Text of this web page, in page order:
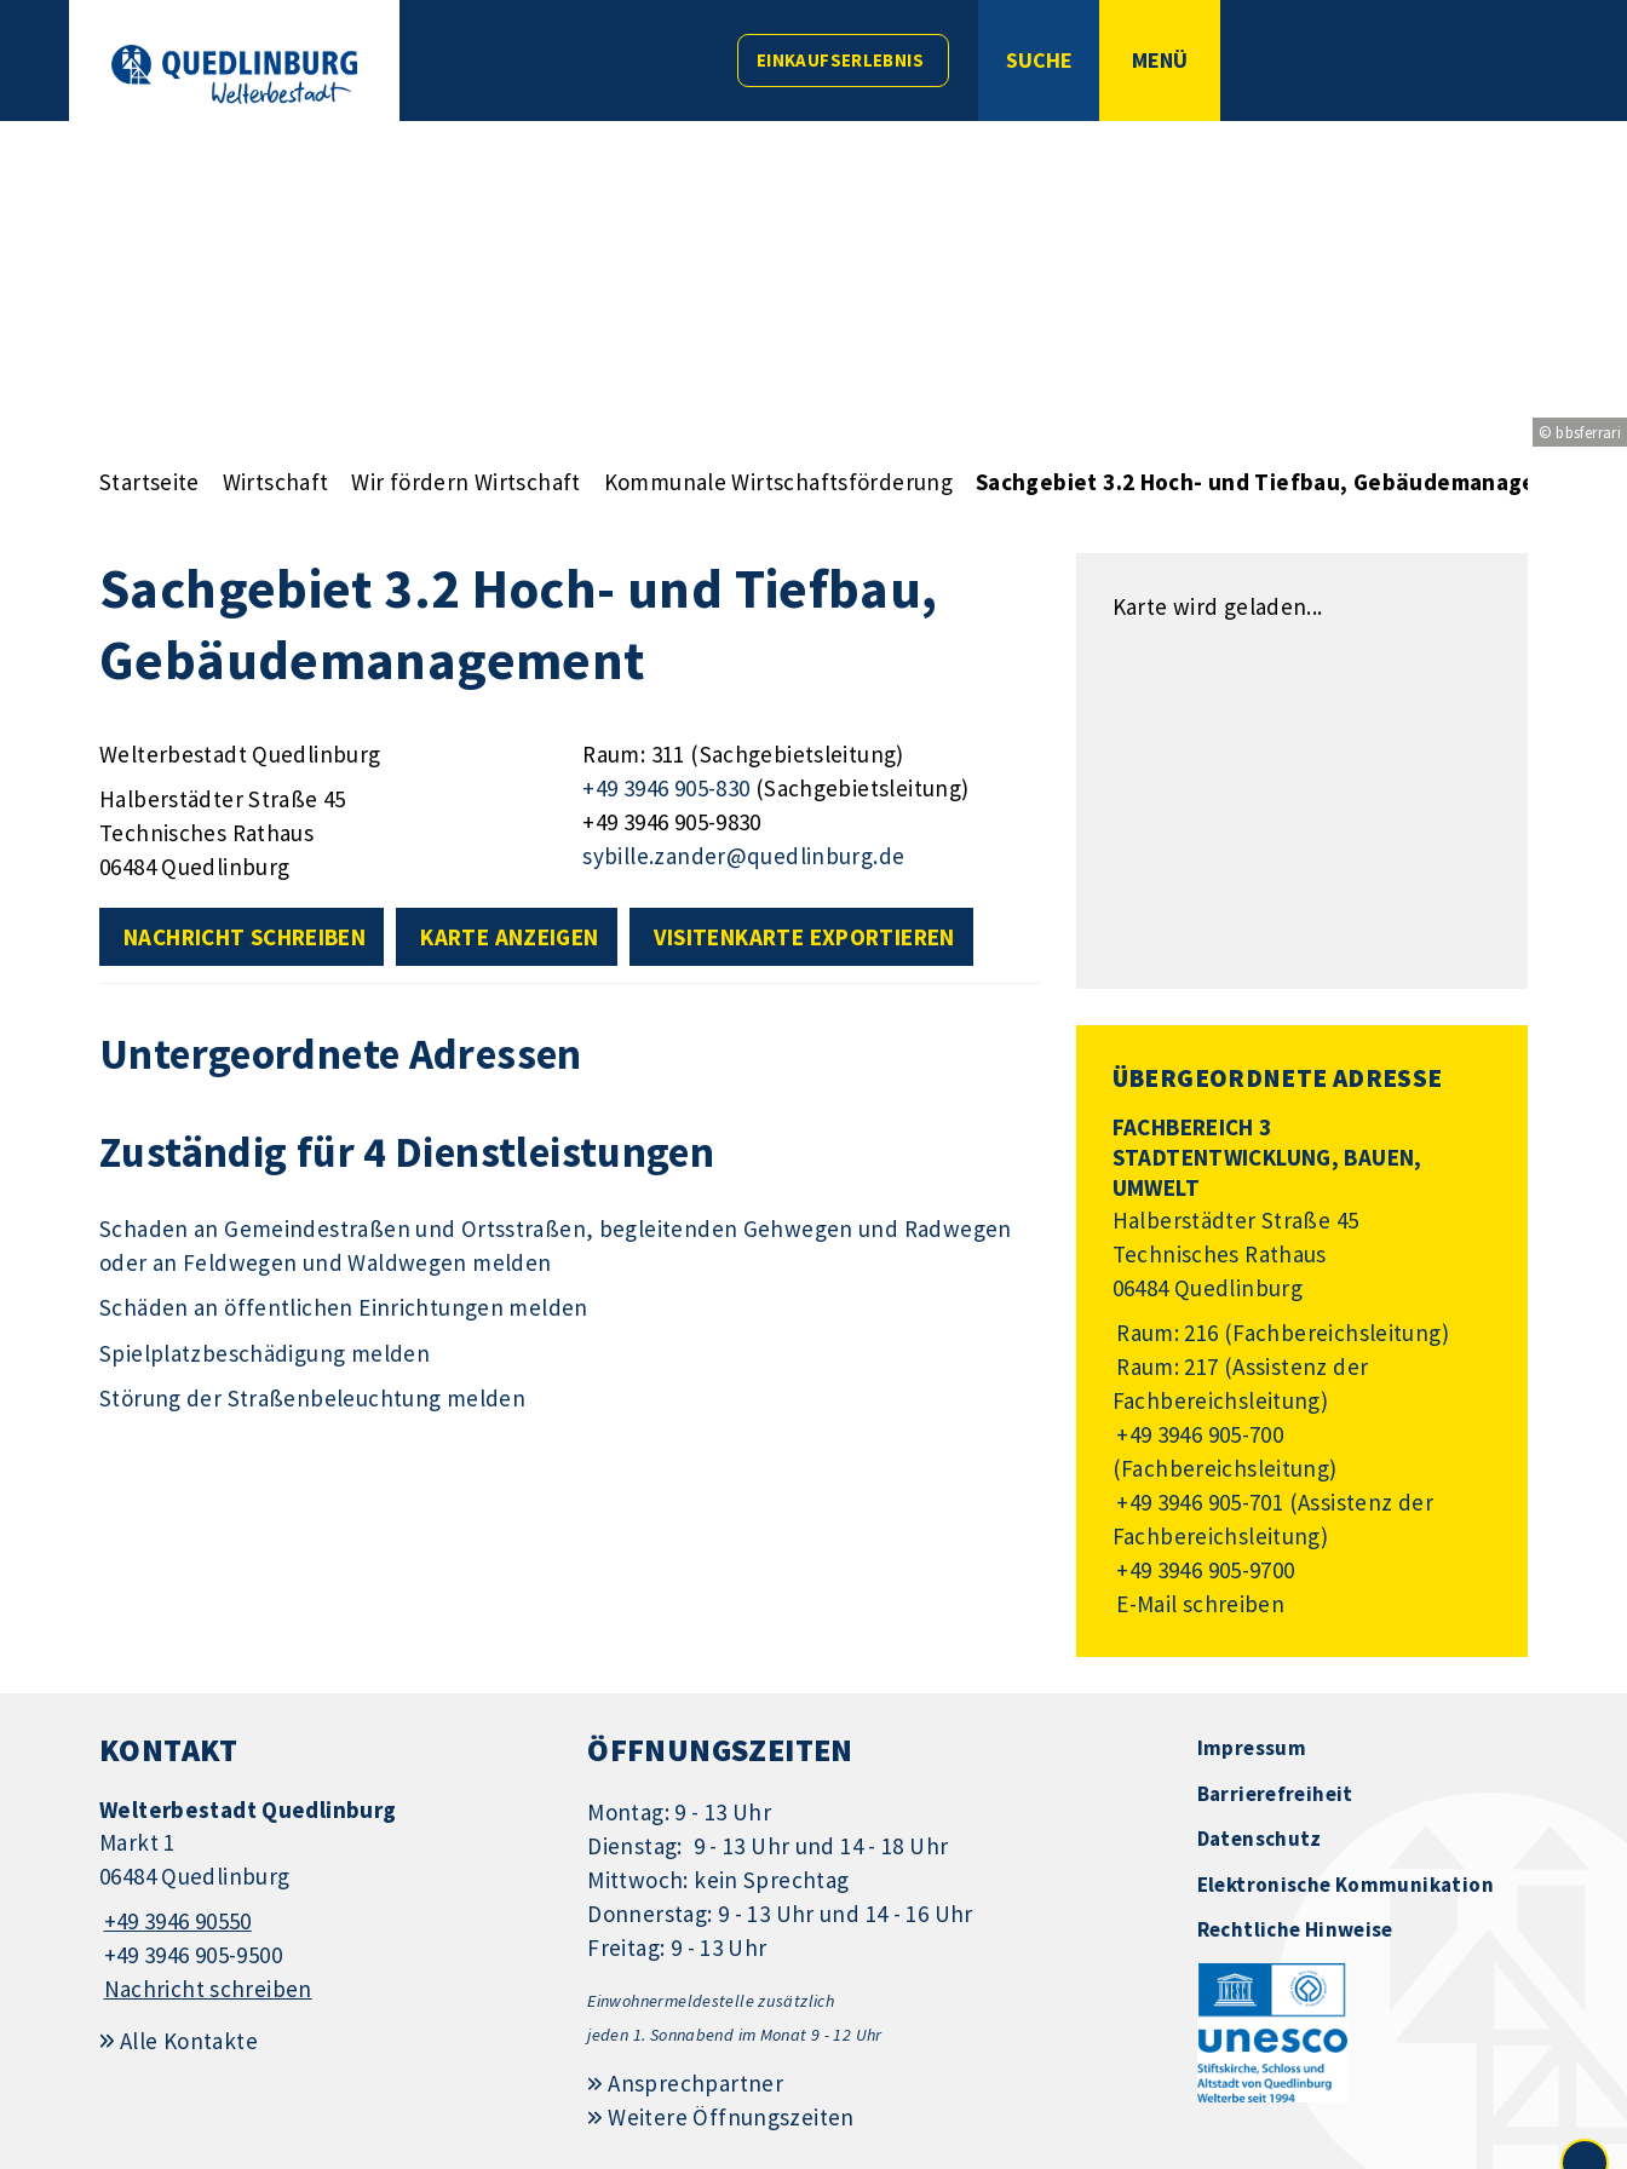
EINKAUFSERLEBNIS SUCHE MENÜ
© bbsferrari
Startseite Wirtschaft Wir fördern Wirtschaft Kommunale Wirtschaftsförderung Sachgebiet 3.2 Hoch- und Tiefbau, Gebäudemanagement
Sachgebiet 3.2 Hoch- und Tiefbau,
Gebäudemanagement
Welterbestadt Quedlinburg
Halberstädter Straße 45
Technisches Rathaus
06484 Quedlinburg
Raum: 311 (Sachgebietsleitung)
+49 3946 905-830 (Sachgebietsleitung)
+49 3946 905-9830
sybille.zander@quedlinburg.de
NACHRICHT SCHREIBEN KARTE ANZEIGEN VISITENKARTE EXPORTIEREN
Untergeordnete Adressen
Zuständig für 4 Dienstleistungen
Schaden an Gemeindestraßen und Ortsstraßen, begleitenden Gehwegen und Radwegen
oder an Feldwegen und Waldwegen melden
Schäden an öffentlichen Einrichtungen melden
Spielplatzbeschädigung melden
Störung der Straßenbeleuchtung melden
Karte wird geladen...
ÜBERGEORDNETE ADRESSE
FACHBEREICH 3
STADTENTWICKLUNG, BAUEN,
UMWELT
Halberstädter Straße 45
Technisches Rathaus
06484 Quedlinburg
Raum: 216 (Fachbereichsleitung)
Raum: 217 (Assistenz der
Fachbereichsleitung)
+49 3946 905-700
(Fachbereichsleitung)
+49 3946 905-701 (Assistenz der
Fachbereichsleitung)
+49 3946 905-9700
E-Mail schreiben
KONTAKT
Welterbestadt Quedlinburg
Markt 1
06484 Quedlinburg
+49 3946 90550
+49 3946 905-9500
Nachricht schreiben
Alle Kontakte
ÖFFNUNGSZEITEN
Montag: 9 - 13 Uhr
Dienstag: 9 - 13 Uhr und 14 - 18 Uhr
Mittwoch: kein Sprechtag
Donnerstag: 9 - 13 Uhr und 14 - 16 Uhr
Freitag: 9 - 13 Uhr
Einwohnermeldestelle zusätzlich
jeden 1. Sonnabend im Monat 9 - 12 Uhr
Ansprechpartner
Weitere Öffnungszeiten
Impressum
Barrierefreiheit
Datenschutz
Elektronische Kommunikation
Rechtliche Hinweise